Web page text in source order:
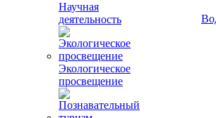
Научная
деятельность
Экологическое
просвещение